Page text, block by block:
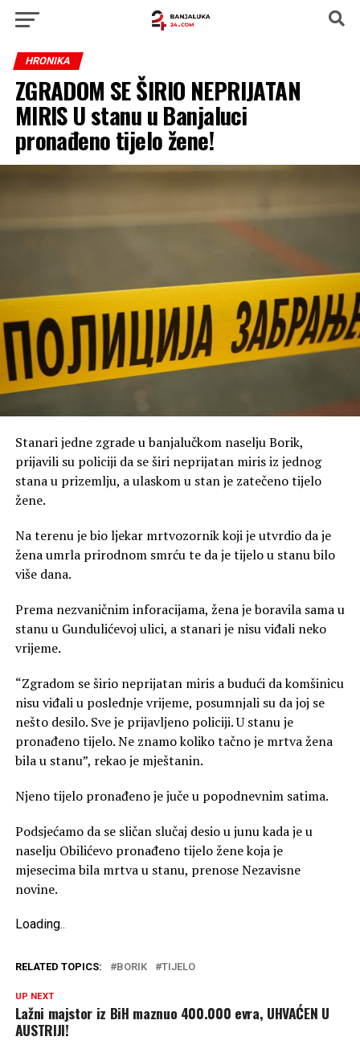
HRONIKA
ZGRADOM SE ŠIRIO NEPRIJATAN
MIRIS U stanu u Banjaluci
pronađeno tijelo žene!
Stanari jedne zgrade u banjalučkom naselju Borik,
prijavili su policiji da se širi neprijatan miris iz jednog
stana u prizemlju, a ulaskom u stan je zatečeno tijelo
žene.
Na terenu je bio ljekar mrtvozornik koji je utvrdio da je
žena umrla prirodnom smrću te da je tijelo u stanu bilo
više dana.
Prema nezvaničnim inforacijama, žena je boravila sama u
stanu u Gundulićevoj ulici, a stanari je nisu viđali neko
vrijeme.
“Zgradom se širio neprijatan miris a budući da komšinicu
nisu viđali u poslednje vrijeme, posumnjali su da joj se
nešto desilo. Sve je prijavljeno policiji. U stanu je
pronađeno tijelo. Ne znamo koliko tačno je mrtva žena
bila u stanu”, rekao je mještanin.
Njeno tijelo pronađeno je juče u popodnevnim satima.
Podsjećamo da se sličan slučaj desio u junu kada je u
naselju Obilićevo pronađeno tijelo žene koja je
mjesecima bila mrtva u stanu, prenose Nezavisne
novine.
Loading...
RELATED TOPICS: BORIK TIJELO
UP NEXT
Lažni majstor iz BiH maznuo 400.000 evra, UHVAĆEN U
AUSTRIJI!